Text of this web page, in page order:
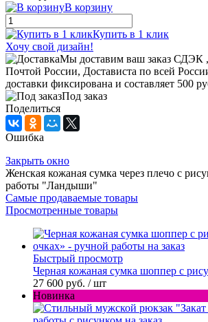
В корзину
Купить в 1 клик
Хочу свой дизайн!
Мы доставим ваш заказ СДЭК
Почтой России, Достависта по всей
доставки фиксирована и составляет 500
Под заказ
Поделиться
Ошибка
Закрыть окно
Женская кожаная сумка через плечо с
работы "Ландыши"
Самые продаваемые товары
Просмотренные товары
Быстрый просмотр
Черная кожаная сумка шоппер с
27 600 руб. / шт
Новинка